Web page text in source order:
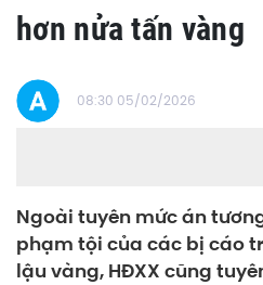
hơn nửa tấn vàng
08:30 05/02/2026
Ngoài tuyên mức án
phạm tội của các bị cáo
lậu vàng, HĐXX cũng